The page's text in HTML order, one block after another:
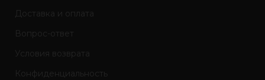
Доставка и оплата
Вопрос-ответ
Условия возврата
Конфиденциальность